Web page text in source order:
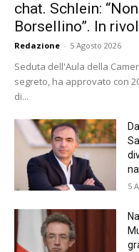
chat. Schlein:
Borsellino”. In
Redazione - 5 Agosto 2026
Seduta dell'Aula della
segreto, ha approvato con
di...
5